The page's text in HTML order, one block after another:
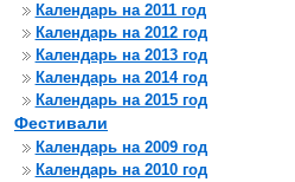
Календарь на 2011 год
Календарь на 2012 год
Календарь на 2013 год
Календарь на 2014 год
Календарь на 2015 год
Фестивали
Календарь на 2009 год
Календарь на 2010 год